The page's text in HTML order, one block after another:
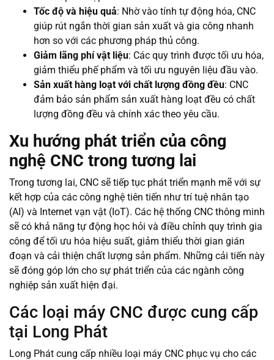
Tốc độ và hiệu quả: Nhờ vào tính tự động hóa, CNC
giúp rút ngắn thời gian sản xuất và gia công nhanh
hơn so với các phương pháp thủ công.
Giảm lãng phí vật liệu: Các quy trình được tối ưu hóa,
giảm thiểu phế phẩm và tối ưu nguyên liệu đầu vào.
Sản xuất hàng loạt với chất lượng đồng đều: CNC
đảm bảo sản phẩm sản xuất hàng loạt đều có chất
lượng đồng đều và chính xác theo yêu cầu.
Xu hướng phát triển của công
nghệ CNC trong tương lai
Trong tương lai, CNC sẽ tiếp tục phát triển mạnh mẽ với sự
kết hợp của các công nghệ tiên tiến như trí tuệ nhân tạo
(AI) và Internet vạn vật (IoT). Các hệ thống CNC thông minh
sẽ có khả năng tự động học hỏi và điều chỉnh quy trình gia
công để tối ưu hóa hiệu suất, giảm thiểu thời gian gián
đoạn và cải thiện chất lượng sản phẩm. Những cải tiến này
sẽ đóng góp lớn cho sự phát triển của các ngành công
nghiệp sản xuất hiện đại.
Các loại máy CNC được cung cấp
tại Long Phát
Long Phát cung cấp nhiều loại máy CNC phục vụ cho các